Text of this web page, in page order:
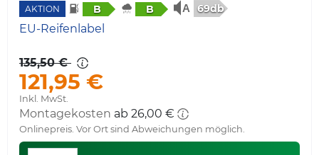
AKTION B B 69db
EU-Reifenlabel
135,50 €
121,95 €
Inkl. MwSt.
Montagekosten ab 26,00 €
Onlinepreis. Vor Ort sind Abweichungen möglich.